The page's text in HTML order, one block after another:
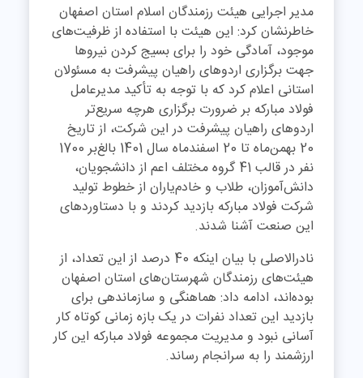
مدیر اجرایی هیئت رزمندگان اسلام استان اصفهان
خاطرنشان کرد: این هیئت با استفاده از ظرفیت‌های
موجود، آمادگی خود را برای بسیج کردن نیروها
جهت برگزاری اردوهای راهیان پیشرفت به مسئولان
استانی اعلام کرد که با توجه به تأکید مدیرعامل
فولاد مبارکه بر ضرورت برگزاری هرچه سریع‌تر
اردوهای راهیان پیشرفت در این شرکت، از تاریخ
20 بهمن‌ماه تا 20 اسفندماه سال 1401 بالغ‌بر 1700
نفر در قالب 41 گروه مختلف اعم از دانشجویان،
دانش‌آموزان، طلاب و خادم‌یاران از خطوط تولید
شرکت فولاد مبارکه بازدید کردند و با دستاوردهای
این صنعت آشنا شدند.
نادرالاصلی با بیان اینکه 40 درصد از این تعداد، از
هیئت‌های رزمندگان شهرستان‌های استان اصفهان
بوده‌اند، ادامه داد: هماهنگی و سازماندهی برای
بازدید این تعداد نفرات در یک بازه زمانی کوتاه کار
آسانی نبود و مدیریت مجموعه فولاد مبارکه این کار
ارزشمند را به سرانجام رساند.